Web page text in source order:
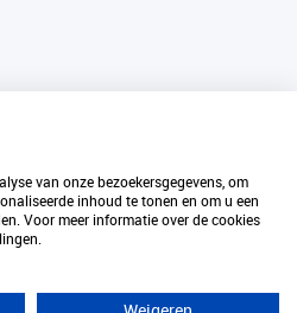
van onze bezoekersgegevens, om
inhoud te tonen en om u een
Voor meer informatie over de cookies